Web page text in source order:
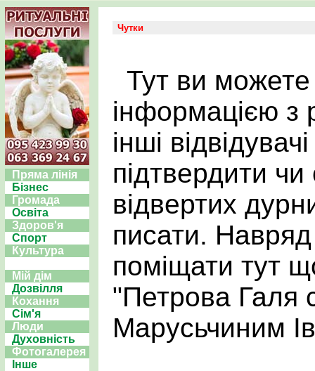
Пряма лінія
Бізнес
Громада
Освіта
Здоров'я
Спорт
Культура
Мій дім
Дозвілля
Кохання
Сім'я
Люди
Духовність
Фотогалерея
Інше
Чутки
Тут ви можете
інформацією з
інші
підтвердити
відвертих
писати.
поміщати тут
"Петрова Галя
Марусьчиним